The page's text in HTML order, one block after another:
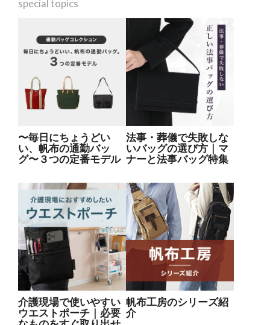
special topics
〜毎日にちょうどい
い、帆布の通勤バッ
グ〜３つの定番モデル
法事・葬儀で失敗しな
いバッグの選び方｜マ
ナーと法事バッグ特集
介護現場で使いやすい
ウエストポーチ｜必要
帆布工房のシリーズ紹
介